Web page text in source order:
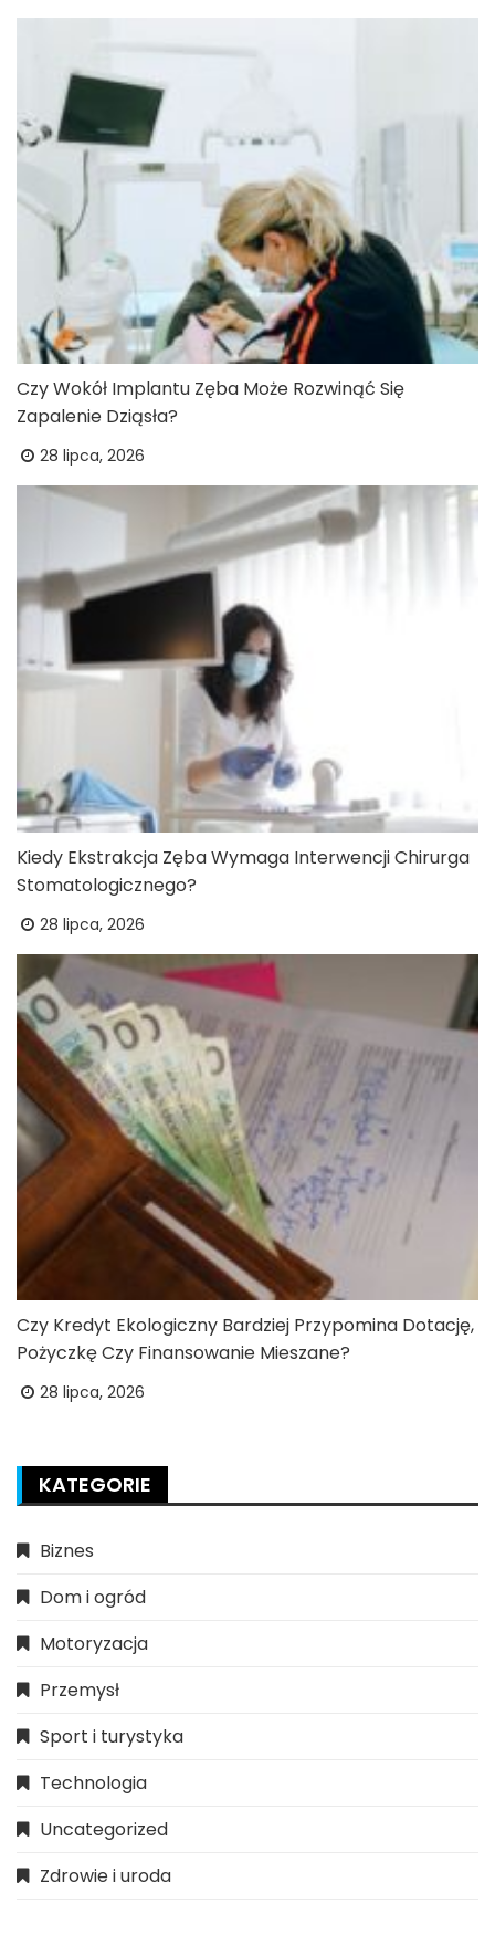
Czy Wokół Implantu Zęba Może Rozwinąć Się
Zapalenie Dziąsła?
28 lipca, 2026
Kiedy Ekstrakcja Zęba Wymaga Interwencji Chirurga
Stomatologicznego?
28 lipca, 2026
Czy Kredyt Ekologiczny Bardziej Przypomina Dotację,
Pożyczkę Czy Finansowanie Mieszane?
28 lipca, 2026
KATEGORIE
Biznes
Dom i ogród
Motoryzacja
Przemysł
Sport i turystyka
Technologia
Uncategorized
Zdrowie i uroda